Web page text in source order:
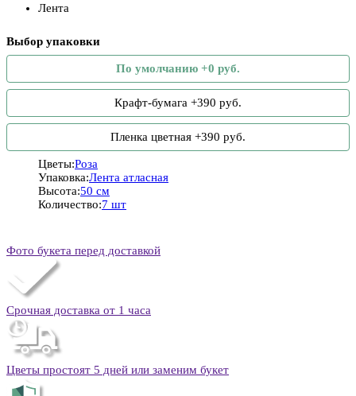
Лента
Выбор упаковки
По умолчанию +0 руб.
Крафт-бумага +390 руб.
Пленка цветная +390 руб.
Цветы:Роза
Упаковка:Лента атласная
Высота:50 см
Количество:7 шт
Фото букета перед доставкой
Срочная доставка от 1 часа
Цветы простоят 5 дней или заменим букет